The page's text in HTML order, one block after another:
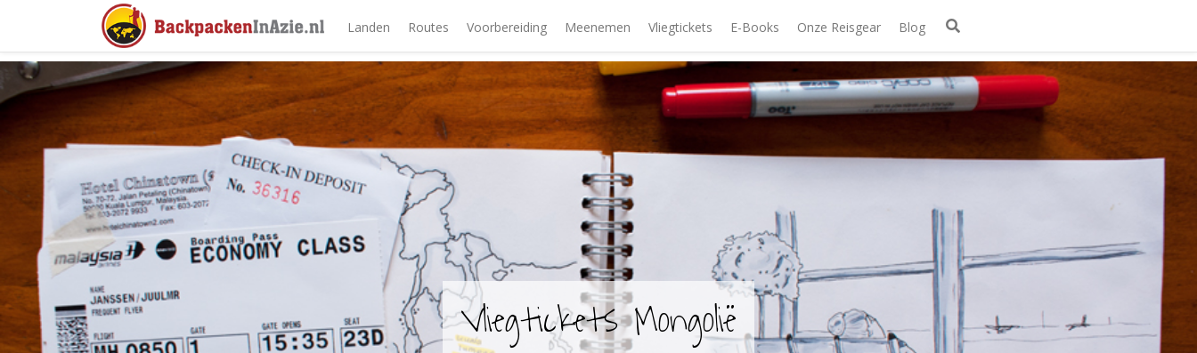
Landen Routes Voorbereiding Meenemen Vliegtickets E-Books Onze Reisgear Blog
Vliegtickets Mongolië